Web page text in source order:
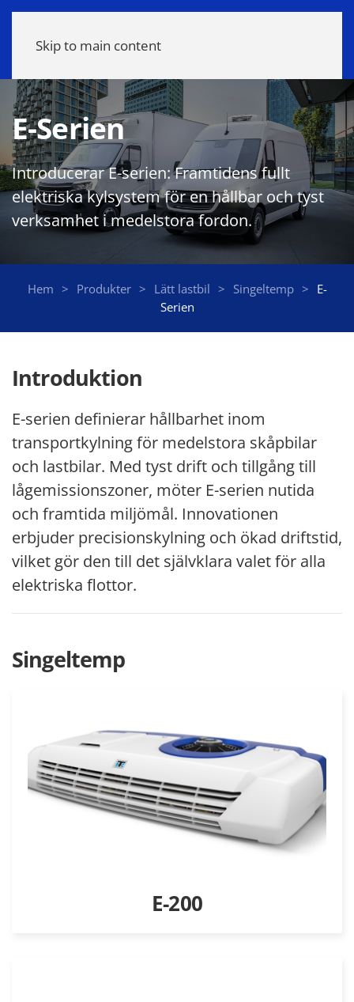
Skip to main content
E-Serien
Introducerar E-serien: Framtidens fullt
elektriska kylsystem för en hållbar och tyst
verksamhet i medelstora fordon.
Hem Produkter Lätt lastbil Singeltemp
E-
Serien
Introduktion
E-serien definierar hållbarhet inom
transportkylning för medelstora skåpbilar
och lastbilar. Med tyst drift och tillgång till
lågemissionszoner, möter E-serien nutida
och framtida miljömål. Innovationen
erbjuder precisionskylning och ökad driftstid,
vilket gör den till det självklara valet för alla
elektriska flottor.
Singeltemp
E-200